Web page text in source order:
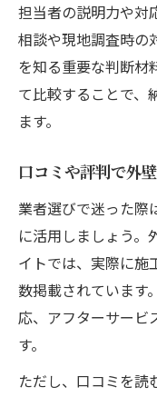
担当者の説明力や対
相談や現地調査時の
を知る重要な判断材
て比較することで、
ます。
口コミや評判で外
業者選びで迷った際
に活用しましょう。
イトでは、実際に施
数掲載されています
応、アフターサービ
す。
ただし、口コミを読